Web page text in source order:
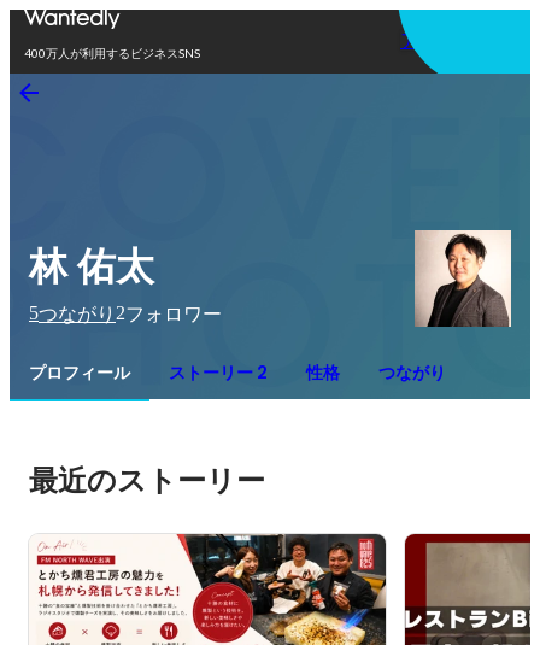
400万人が利用するビジネスSNS
アプリを使う
林 佑太
5つながり 2フォロワー
プロフィール ストーリー 2 性格 つながり
最近のストーリー